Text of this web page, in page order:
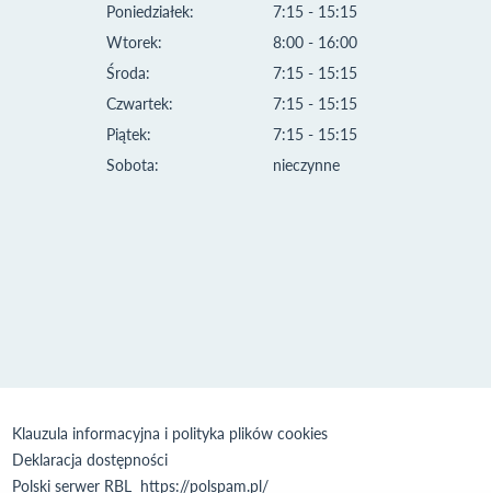
Poniedziałek:
Wtorek:
Środa:
Czwartek:
Piątek:
Sobota:
7:15 - 15:15
8:00 - 16:00
7:15 - 15:15
7:15 - 15:15
7:15 - 15:15
nieczynne
Klauzula informacyjna i polityka plików cookies
Deklaracja dostępności
Polski serwer RBL https://polspam.pl/